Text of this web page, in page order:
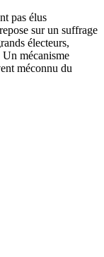
pas élus
sur un suffrage
électeurs,
mécanisme
méconnu du